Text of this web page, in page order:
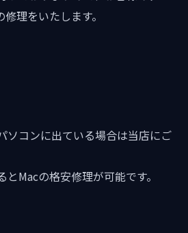
理をいたします。
ソコンに出ている場合は当店にご
Macの格安修理が可能です。